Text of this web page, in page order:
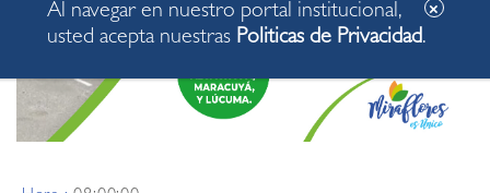
Al navegar en nuestro portal institucional,
usted acepta nuestras Politicas de Privacidad.